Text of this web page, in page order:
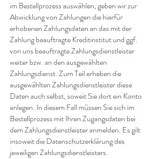
im Bestellprozess auswählen, geben wir zur
Abwicklung von Zahlungen die hierfür
erhobenen Zahlungsdaten an das mit der
Zahlung beauftragte Kreditinstitut und ggf.
von uns beauftragte Zahlungsdienstleister
weiter bzw. an den ausgewählten
Zahlungsdienst. Zum Teil erheben die
ausgewählten Zahlungsdienstleister diese
Daten auch selbst, soweit Sie dort ein Konto
anlegen. In diesem Fall müssen Sie sich im
Bestellprozess mit Ihren Zugangsdaten bei
dem Zahlungsdienstleister anmelden. Es gilt
insoweit die Datenschutzerklärung des
jeweiligen Zahlungsdienstleisters.